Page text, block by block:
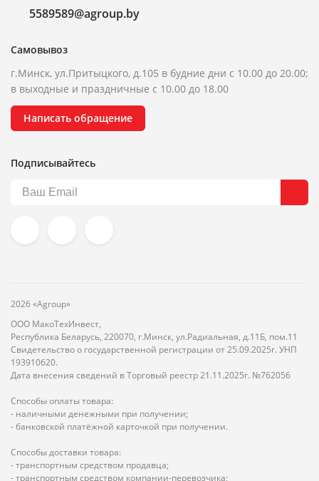
5589589@agroup.by
Самовывоз
г.Минск, ул.Притыцкого, д.105 в будние дни с 10.00 до 20.00;
в выходные и праздничные с 10.00 до 18.00
Написать обращение
Подписывайтесь
2026 «Agroup»
ООО МакоТехИнвест,
Республика Беларусь, 220070, г.Минск, ул.Радиальная, д.11Б, пом.11
Свидетельство о государственной регистрации от 25.09.2025г. УНП
193910620.
Дата внесения сведений в Торговый реестр 21.11.2025г. №762056
Способы оплаты товара:
- наличными денежными при получении;
- банковской платёжной карточкой при получении.
Способы доставки товара:
- транспортным средством продавца;
- транспортным средством компании-перевозчика;